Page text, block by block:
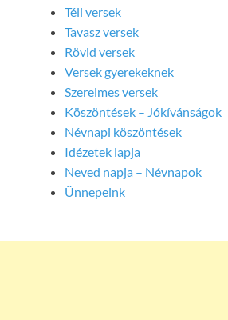
Téli versek
Tavasz versek
Rövid versek
Versek gyerekeknek
Szerelmes versek
Köszöntések – Jókívánságok
Névnapi köszöntések
Idézetek lapja
Neved napja – Névnapok
Ünnepeink